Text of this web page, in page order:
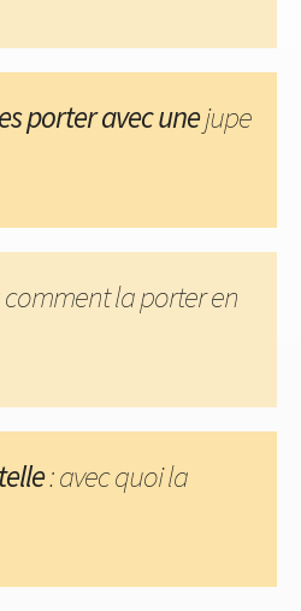
porter avec unejupe
la porter en
: avec quoi la